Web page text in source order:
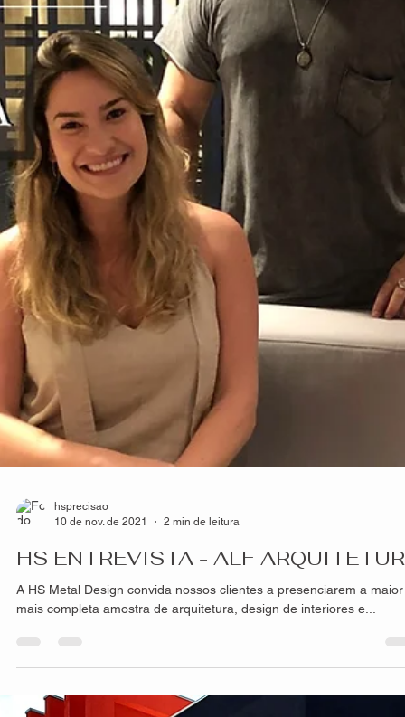
18 de nov. de 2021
2 min de leitura
Portão e guarda corpo: Vantagens e
funções
Independente da beleza e a estética única dos produtos da HS
Design, a segurança é um fator extremamente importante em
nossos...